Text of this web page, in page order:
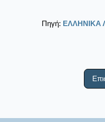
Πηγή: ΕΛΛΗΝΙΚΑ